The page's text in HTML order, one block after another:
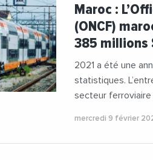
Maroc :
(ONCF)
385 millions
2021 a été une
statistiques.
secteur ferroviaire
mercredi 9 février